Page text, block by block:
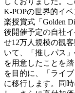
K-POPの世界的イ
楽授賞式「Golden
後開催予定の自社
せ12万人規模の観
いて、「推しパス
を用意したことを
を目的に、「ライ
に移行します。同